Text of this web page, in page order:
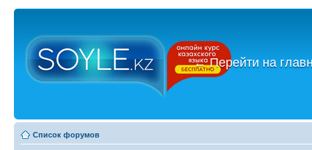
←Перейти на
Список форумов